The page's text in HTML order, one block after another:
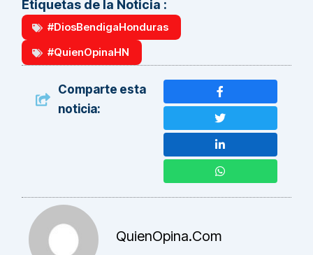
Etiquetas de la Noticia :
#DiosBendigaHonduras
#QuienOpinaHN
Comparte esta
noticia:
QuienOpina.com